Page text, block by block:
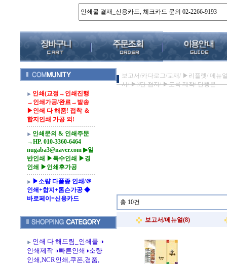
인쇄(교정→인쇄진행
→인쇄가공/완료→발송
▶인쇄 다 해줌! 접착 ＆
합지인쇄 가공 외!
인쇄문의 & 인쇄주문
→HP. 010-3360-6464
nugaba3@naver.com ▶일
반인쇄 ▶특수인쇄 ▶경
인쇄 ▶인쇄후가공
▶소량 다품종 인쇄/＠
인쇄+합지+톰슨가공 ◆
바로페이=신용카드
인쇄 다 해드림_인쇄물 ◑
인쇄제작 ◑빠른인쇄◑소량
인쇄,NCR인쇄,쿠폰,경품,
보고서/카다로그/교재/ ▶리플렛/ 메뉴
서/ ▶3단 접지/ ▶도록 제작/ 단행본
총 10건
보고서/메뉴얼(8)